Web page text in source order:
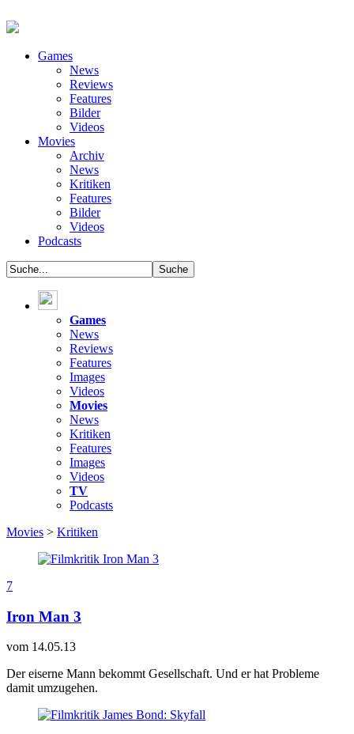
Games
News
Reviews
Features
Bilder
Videos
Movies
Archiv
News
Kritiken
Features
Bilder
Videos
Podcasts
Games
News
Reviews
Features
Images
Videos
Movies
News
Kritiken
Features
Images
Videos
TV
Podcasts
Movies > Kritiken
7
Iron Man 3
vom 14.05.13
Der eiserne Mann bekommt Gesellschaft. Und er hat Probleme
damit umzugehen.